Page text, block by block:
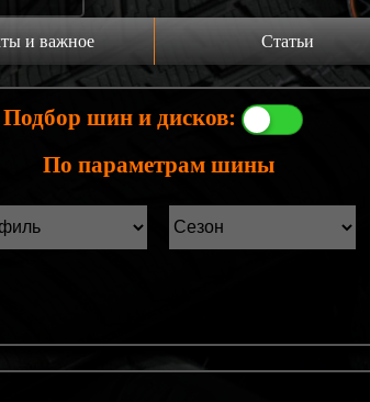
и важное Статьи
Производители шин
Статьи Лист1
Статьи Лист2
Подбор шин и дисков:
По параметрам шины